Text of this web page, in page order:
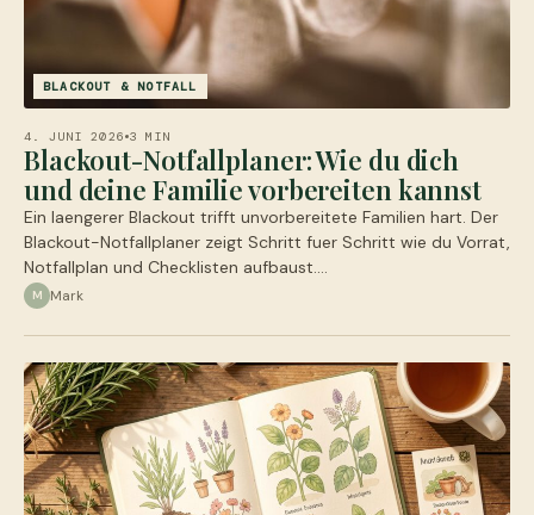
BLACKOUT & NOTFALL
4. JUNI 2026 3 MIN
Blackout-Notfallplaner: Wie du dich
und deine Familie vorbereiten kannst
Ein laengerer Blackout trifft unvorbereitete Familien hart. Der
Blackout-Notfallplaner zeigt Schritt fuer Schritt wie du Vorrat,
Notfallplan und Checklisten aufbaust.…
M Mark